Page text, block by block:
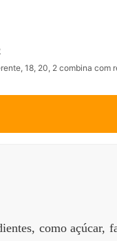
18, 20, 2 combina com
como açúcar,